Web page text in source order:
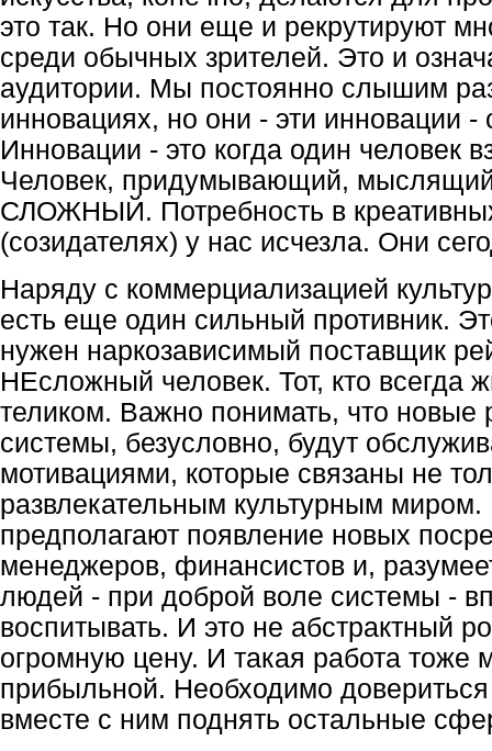
это так. Но они еще и рекрутируют
среди обычных зрителей. Это и
аудитории. Мы постоянно слышим
инновациях, но они - эти инновации -
Инновации - это когда один человек
Человек, придумывающий,
СЛОЖНЫЙ. Потребность в
(созидателях) у нас исчезла. Они
Наряду с коммерциализацией
есть еще один сильный противник.
нужен наркозависимый поставщик
НЕсложный человек. Тот, кто всегда
теликом. Важно понимать, что новые
системы, безусловно, будут
мотивациями, которые связаны не
развлекательным культурным
предполагают появление новых
менеджеров, финансистов и,
людей - при доброй воле системы -
воспитывать. И это не абстрактный
огромную цену. И такая работа тоже
прибыльной. Необходимо
вместе с ним поднять остальные